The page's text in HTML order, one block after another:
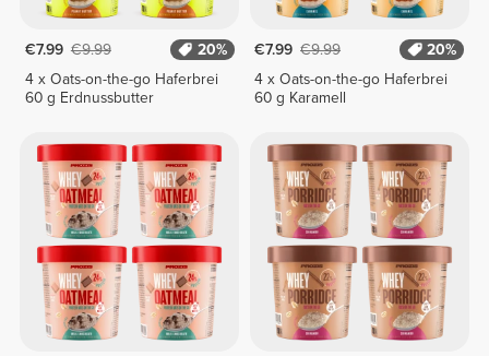
€7.99 €9.99
20%
4 x Oats-on-the-go Haferbrei
60 g Erdnussbutter
€7.99 €9.99
20%
4 x Oats-on-the-go Haferbrei
60 g Karamell